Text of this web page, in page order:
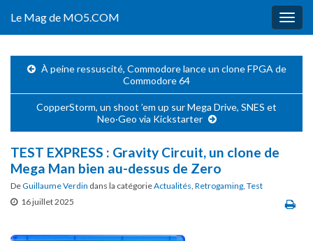
Le Mag de MO5.COM
À peine ressuscité, Commodore lance un clone FPGA de
Commodore 64
CopperStorm, un shoot ’em up sur Mega Drive, SNES et
Neo·Geo via Kickstarter
TEST EXPRESS : Gravity Circuit, un clone de
Mega Man bien au-dessus de Zero
DeGuillaume Verdin dans la catégorieActualités, Retrogaming, Test
16 juillet 2025